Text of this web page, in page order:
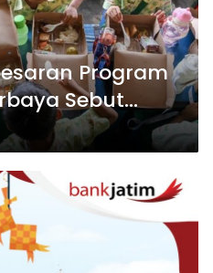
Program
Sebut
Turun